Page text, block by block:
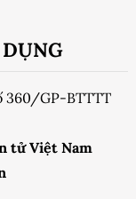
360/GP-BTTTT
tử Việt Nam